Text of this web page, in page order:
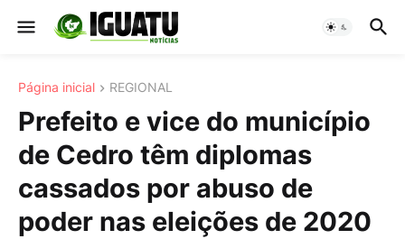
Página inicial REGIONAL
Prefeito e vice do município
de Cedro têm diplomas
cassados por abuso de
poder nas eleições de 2020